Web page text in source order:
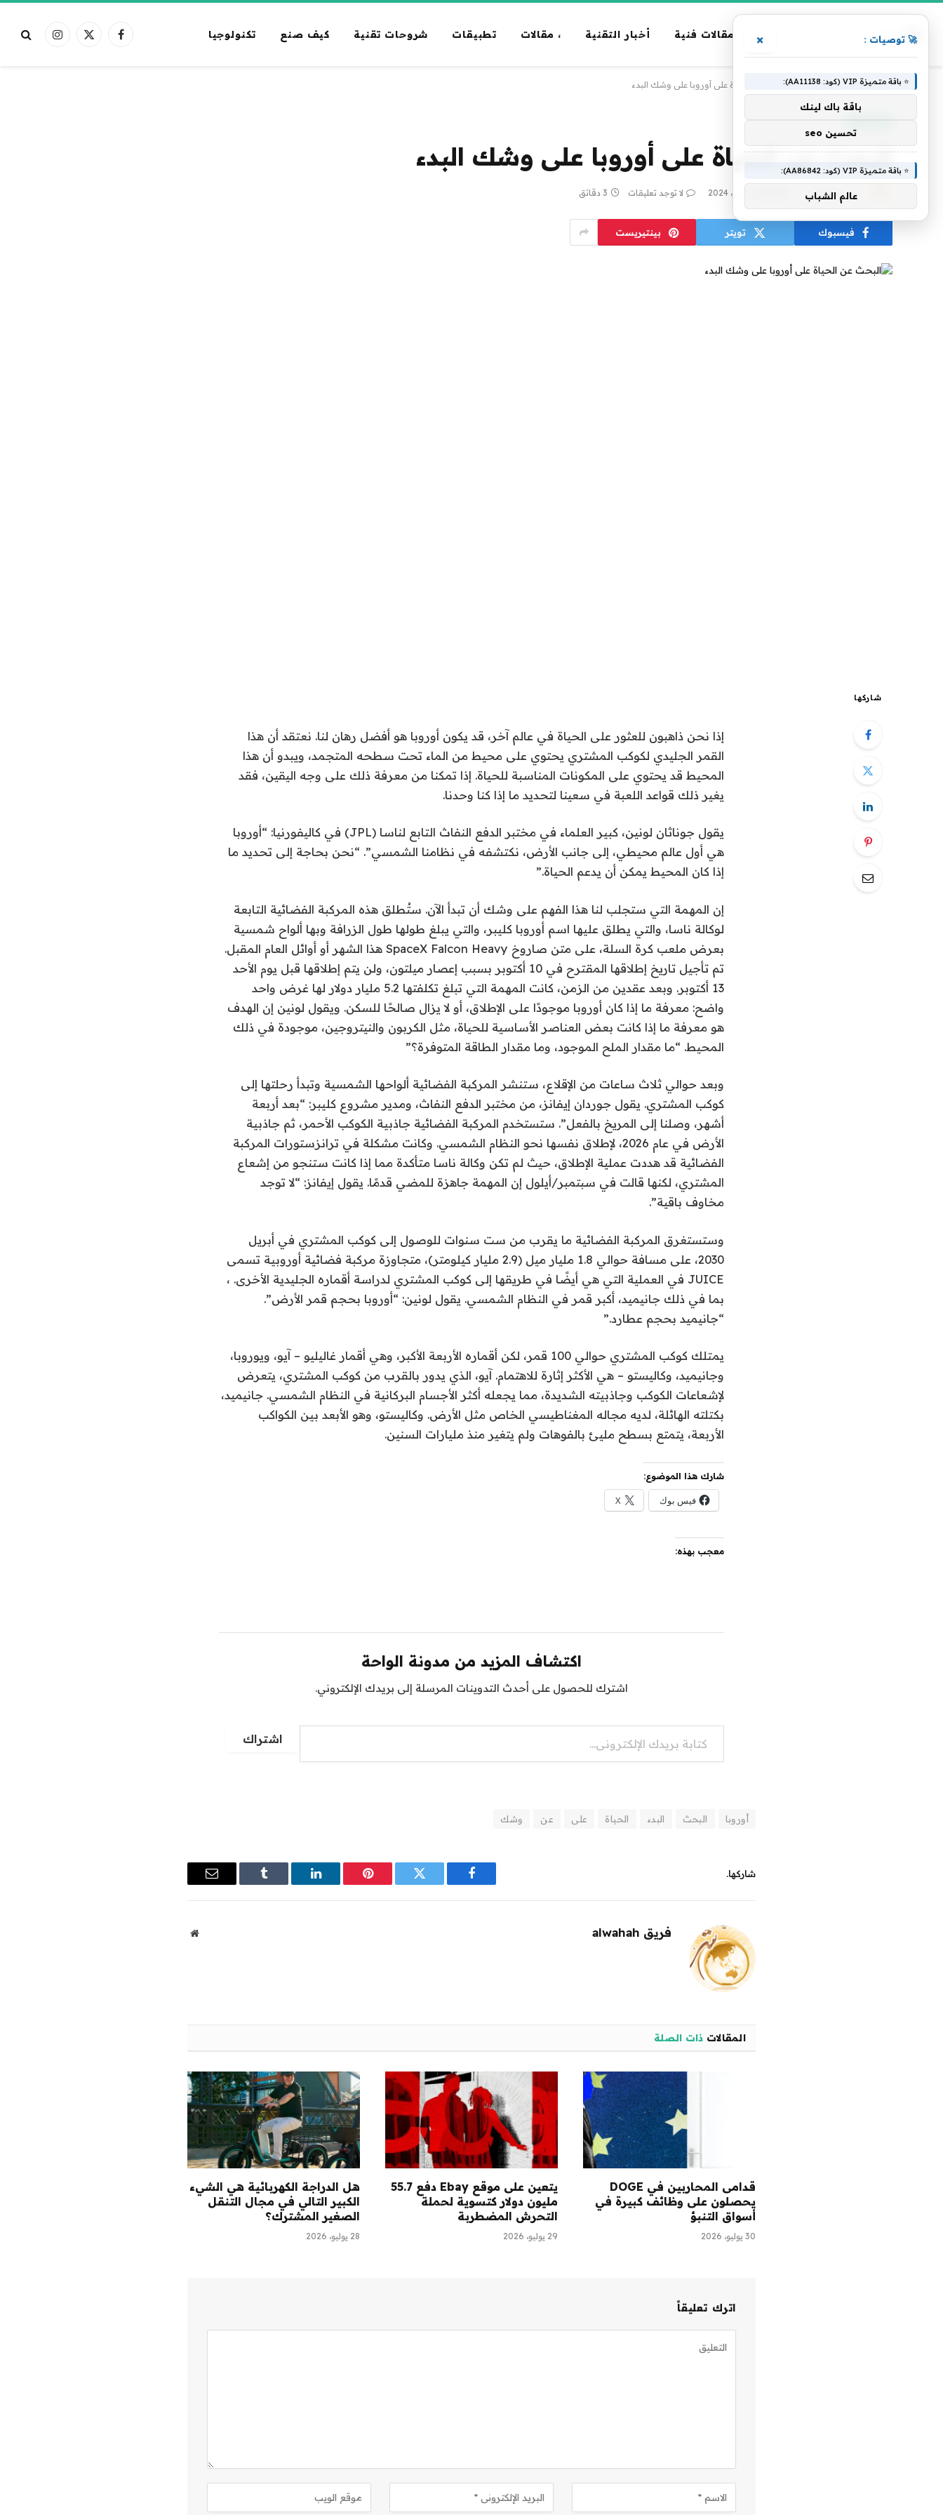
مقالات فنية أخبار التقنية ، مقالات تطبيقات شروحات تقنية كيف صنع تكنولوجيا فيسبوكX
الانستغرام
الرئيسية » تكنولوجيا » البحث عن الحياة على أوروبا على وشك البدء
البحث عن الحياة على أوروبا على وشك البدء
بواسطة فريق alwahah 11 أكتوبر، 2024 لا توجد تعليقات 3 دقائق
فيسبوك تويتر بينتيريست
شاركها
إذا نحن ذاهبون للعثور على الحياة في عالم آخر، قد يكون أوروبا هو أفضل رهان لنا. نعتقد أن هذا
القمر الجليدي لكوكب المشتري يحتوي على محيط من الماء تحت سطحه المتجمد، ويبدو أن هذا
المحيط قد يحتوي على المكونات المناسبة للحياة. إذا تمكنا من معرفة ذلك على وجه اليقين، فقد
يغير ذلك قواعد اللعبة في سعينا لتحديد ما إذا كنا وحدنا.
يقول جوناثان لونين، كبير العلماء في مختبر الدفع النفاث التابع لناسا (JPL) في كاليفورنيا: “أوروبا
هي أول عالم محيطي، إلى جانب الأرض، نكتشفه في نظامنا الشمسي”. “نحن بحاجة إلى تحديد ما
إذا كان المحيط يمكن أن يدعم الحياة.”
إن المهمة التي ستجلب لنا هذا الفهم على وشك أن تبدأ الآن. ستُطلق هذه المركبة الفضائية التابعة
لوكالة ناسا، والتي يطلق عليها اسم أوروبا كليبر، والتي يبلغ طولها طول الزرافة وبها ألواح شمسية
بعرض ملعب كرة السلة، على متن صاروخ SpaceX Falcon Heavy هذا الشهر أو أوائل العام المقبل.
تم تأجيل تاريخ إطلاقها المقترح في 10 أكتوبر بسبب إعصار ميلتون، ولن يتم إطلاقها قبل يوم الأحد
13 أكتوبر. وبعد عقدين من الزمن، كانت المهمة التي تبلغ تكلفتها 5.2 مليار دولار لها غرض واحد
واضح: معرفة ما إذا كان أوروبا موجودًا على الإطلاق، أو لا يزال صالحًا للسكن. ويقول لونين إن الهدف
هو معرفة ما إذا كانت بعض العناصر الأساسية للحياة، مثل الكربون والنيتروجين، موجودة في ذلك
المحيط. “ما مقدار الملح الموجود، وما مقدار الطاقة المتوفرة؟”
وبعد حوالي ثلاث ساعات من الإقلاع، ستنشر المركبة الفضائية ألواحها الشمسية وتبدأ رحلتها إلى
كوكب المشتري. يقول جوردان إيفانز، من مختبر الدفع النفاث، ومدير مشروع كليبر: “بعد أربعة
أشهر، وصلنا إلى المريخ بالفعل”. ستستخدم المركبة الفضائية جاذبية الكوكب الأحمر، ثم جاذبية
الأرض في عام 2026، لإطلاق نفسها نحو النظام الشمسي. وكانت مشكلة في ترانزستورات المركبة
الفضائية قد هددت عملية الإطلاق، حيث لم تكن وكالة ناسا متأكدة مما إذا كانت ستنجو من إشعاع
المشتري، لكنها قالت في سبتمبر/أيلول إن المهمة جاهزة للمضي قدمًا. يقول إيفانز: “لا توجد
مخاوف باقية”.
وستستغرق المركبة الفضائية ما يقرب من ست سنوات للوصول إلى كوكب المشتري في أبريل
2030، على مسافة حوالي 1.8 مليار ميل (2.9 مليار كيلومتر)، متجاوزة مركبة فضائية أوروبية تسمى
JUICE في العملية التي هي أيضًا في طريقها إلى كوكب المشتري لدراسة أقماره الجليدية الأخرى. ،
بما في ذلك جانيميد، أكبر قمر في النظام الشمسي. يقول لونين: “أوروبا بحجم قمر الأرض”.
“جانيميد بحجم عطارد.”
يمتلك كوكب المشتري حوالي 100 قمر، لكن أقماره الأربعة الأكبر، وهي أقمار غاليليو – آيو، ويوروبا،
وجانيميد، وكاليستو – هي الأكثر إثارة للاهتمام. آيو، الذي يدور بالقرب من كوكب المشتري، يتعرض
لإشعاعات الكوكب وجاذبيته الشديدة، مما يجعله أكثر الأجسام البركانية في النظام الشمسي. جانيميد،
بكتلته الهائلة، لديه مجاله المغناطيسي الخاص مثل الأرض. وكاليستو، وهو الأبعد بين الكواكب
الأربعة، يتمتع بسطح مليئ بالفوهات ولم يتغير منذ مليارات السنين.
شارك هذا الموضوع:
فيس بوك X
معجب بهذه:
اكتشاف المزيد من مدونة الواحة
اشترك للحصول على أحدث التدوينات المرسلة إلى بريدك الإلكتروني.
كتابة بريدك الإلكتروني...
اشتراك
أوروبا البحث البدء الحياة على عن وشك
شاركها.
فيسبوك تويتر بينتيريستلينكدإن Tumblr
البريد
فريق alwahah
موقع
المقالات ذات الصلة
قدامى المحاربين في DOGE
يحصلون على وظائف كبيرة في
أسواق التنبؤ
30 يوليو، 2026
يتعين على موقع Ebay دفع 55.7
مليون دولار كتسوية لحملة
التحرش المضطربة
29 يوليو، 2026
هل الدراجة الكهربائية هي الشيء
الكبير التالي في مجال التنقل
الصغير المشترك؟
28 يوليو، 2026
اترك تعليقاً
🚀 توصيات : ×
⭐ باقة متميزة VIP (كود: AA11138):
باقة باك لينك
تحسين seo
⭐ باقة متميزة VIP (كود: AA86842):
عالم الشباب